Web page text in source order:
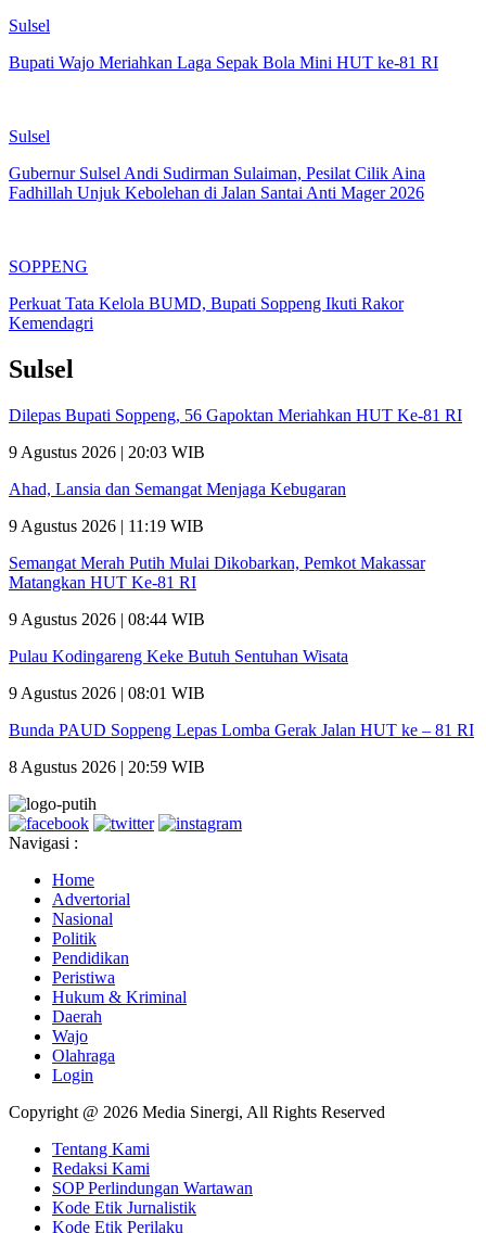
Sulsel
Bupati Wajo Meriahkan Laga Sepak Bola Mini HUT ke-81 RI
Sulsel
Gubernur Sulsel Andi Sudirman Sulaiman, Pesilat Cilik Aina
Fadhillah Unjuk Kebolehan di Jalan Santai Anti Mager 2026
SOPPENG
Perkuat Tata Kelola BUMD, Bupati Soppeng Ikuti Rakor
Kemendagri
Sulsel
Dilepas Bupati Soppeng, 56 Gapoktan Meriahkan HUT Ke-81 RI
9 Agustus 2026 | 20:03 WIB
Ahad, Lansia dan Semangat Menjaga Kebugaran
9 Agustus 2026 | 11:19 WIB
Semangat Merah Putih Mulai Dikobarkan, Pemkot Makassar
Matangkan HUT Ke-81 RI
9 Agustus 2026 | 08:44 WIB
Pulau Kodingareng Keke Butuh Sentuhan Wisata
9 Agustus 2026 | 08:01 WIB
Bunda PAUD Soppeng Lepas Lomba Gerak Jalan HUT ke – 81 RI
8 Agustus 2026 | 20:59 WIB
Navigasi :
Home
Advertorial
Nasional
Politik
Pendidikan
Peristiwa
Hukum & Kriminal
Daerah
Wajo
Olahraga
Login
Copyright @ 2026 Media Sinergi, All Rights Reserved
Tentang Kami
Redaksi Kami
SOP Perlindungan Wartawan
Kode Etik Jurnalistik
Kode Etik Perilaku